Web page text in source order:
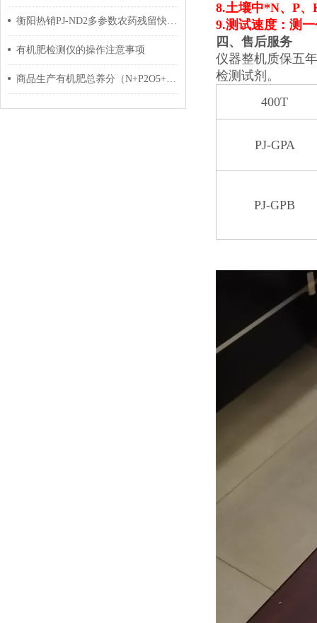
衡阳热销PJ-ND2多参数农药残留快速检测仪器
有机肥检测仪的操作注意事项
商品生产有机肥总养分（N+P2O5+K2O）含量检测分析仪器
8.土壤中*N、P
9.测试速度：测
四、售后服务
仪器整机质保五
检测试剂。
400T
PJ-GPA
PJ-GPB